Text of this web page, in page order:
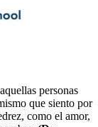
personas
que siento por
como el amor,